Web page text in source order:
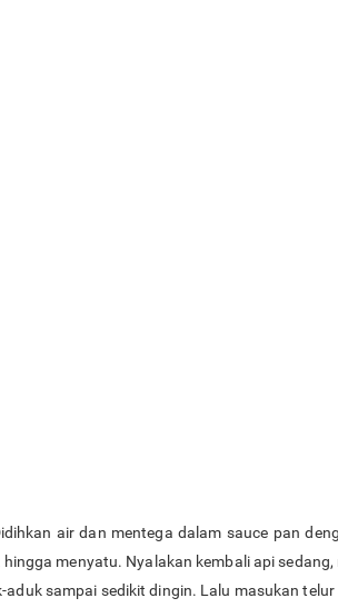
air dan mentega dalam sauce pan
menyatu. Nyalakan kembali api
sampai sedikit dingin. Lalu masukan